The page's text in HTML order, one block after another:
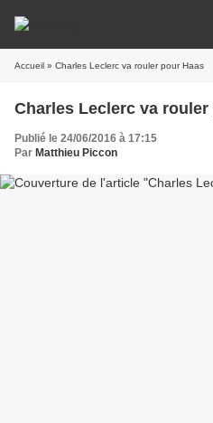
Accueil » Charles Leclerc va rouler pour Haas
Charles Leclerc va rouler
Publié le 24/06/2016 à 17:15
Par Matthieu Piccon